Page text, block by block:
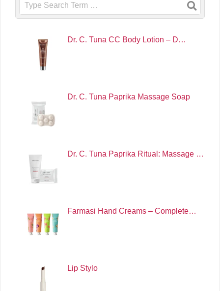
Dr. C. Tuna CC Body Lotion – D…
Dr. C. Tuna Paprika Massage Soap
Dr. C. Tuna Paprika Ritual: Massage …
Farmasi Hand Creams – Complete…
Lip Stylo